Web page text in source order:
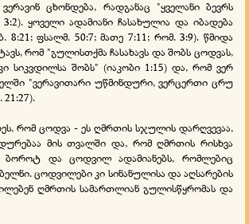
ცხონდება, რადგანაც "ყველანი ბევრს
ყოველი ადამიანი ჩასახულია და იბადება
8:21; ფსალმ. 50:7; მათე 7:11; რომ. 3:9). წმიდა
რომ "გულისთქმა ჩასახავს და შობს ცოდვას,
სიკვდილსა შობს" (იაკობი 1:15) და, რომ ვერ
"ვერავითარი უწმინდური, ვერცერთი ცრუ
რომ ცოდვა - ეს ღმრთის სჯულის დარღვევაა,
მის თვალში და, რომ ღმრთის რისხვა
ბოროტ და ცოდვილ ადამიანებს, რომლებიც
ცოდვილები კი სინანულისა და აღსარების
ღმრთის სამართლიან გულისწყრომას და